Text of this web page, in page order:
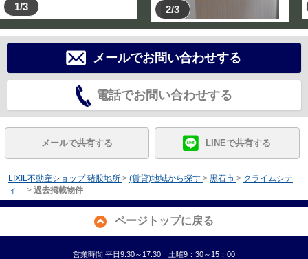
1/3 2/3
メールでお問い合わせする
電話でお問い合わせする
メールで共有する LINEで共有する
LIXIL不動産ショップ 猪股地所 > (賃貸)地域から探す > 黒石市 > クライムシテ
ィ
> 過去掲載物件
ページトップに戻る
営業時間:平日9:30～17:30 土曜9：30～15：00